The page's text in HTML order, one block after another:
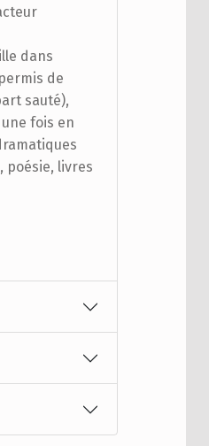
dans
de
sauté),
fois en
poésie, livres